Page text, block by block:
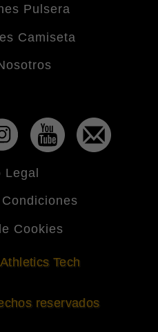
producto
Pulsera
Camiseta
Legal
Cookies
Tech
reservados